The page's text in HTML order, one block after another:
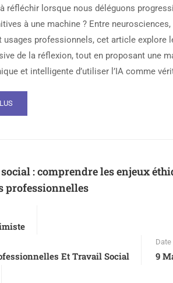
réfléchir lorsque nous déléguons
à une machine ? Entre
professionnels, cet article explore
de la réflexion, tout en proposant une
et intelligente d’utiliser l’IA comme
: comprendre les enjeux
professionnelles
Et Travail Social
Date
9